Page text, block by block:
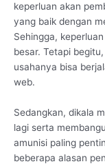
keperluan akan
yang baik dengan
Sehingga,
besar. Tetapi
usahanya bisa
web.
Sedangkan, dikala
lagi serta
amunisi paling
beberapa alasan